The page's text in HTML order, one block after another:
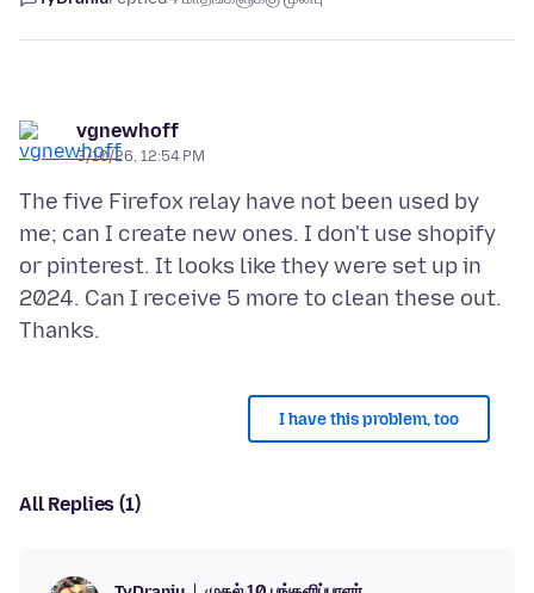
vgnewhoff
3/10/26, 12:54 PM
The five Firefox relay have not been used by
me; can I create new ones. I don't use shopify
or pinterest. It looks like they were set up in
2024. Can I receive 5 more to clean these out.
I have this problem, too
All Replies (1)